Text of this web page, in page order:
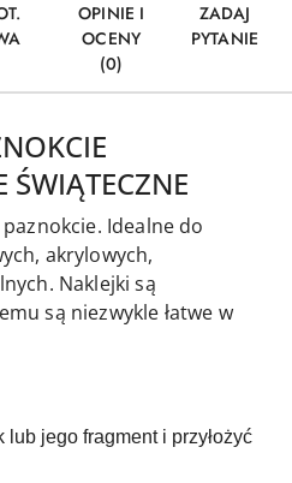
OPINIE I
OCENY
(0)
ZADAJ
PYTANIE
ŚWIĄTECZNE
Idealne do
akrylowych,
Naklejki są
są niezwykle łatwe w
jego fragment i przyłożyć